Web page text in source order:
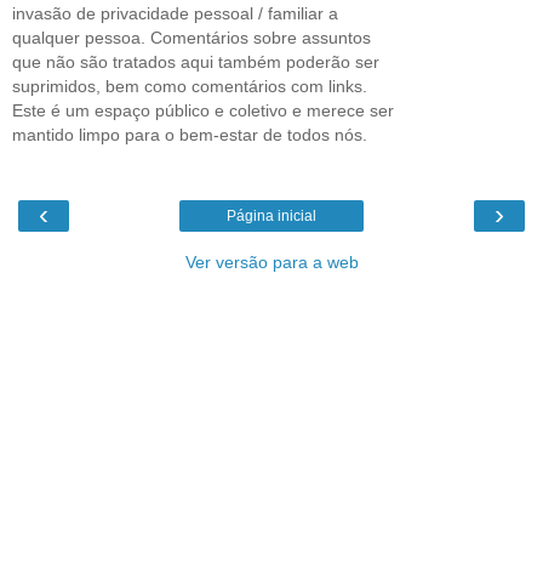
invasão de privacidade pessoal / familiar a
qualquer pessoa. Comentários sobre assuntos
que não são tratados aqui também poderão ser
suprimidos, bem como comentários com links.
Este é um espaço público e coletivo e merece ser
mantido limpo para o bem-estar de todos nós.
‹ ›
Página inicial
Ver versão para a web